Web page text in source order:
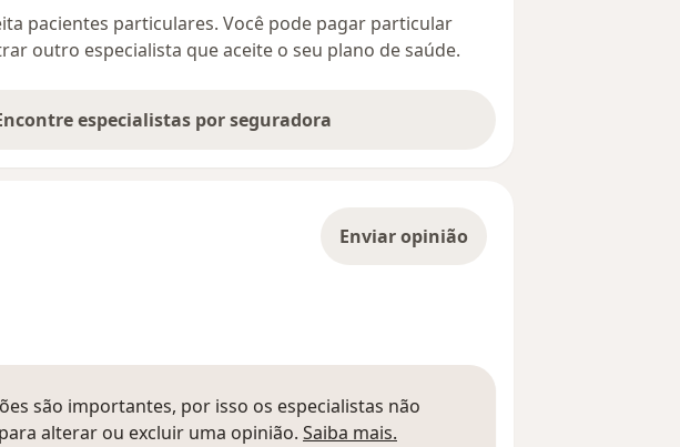
pacientes particulares. Você pode pagar particular
outro especialista que aceite o seu plano de saúde.
especialistas por seguradora
Enviar opinião
são importantes, por isso os especialistas não
alterar ou excluir uma opinião. Saiba mais.